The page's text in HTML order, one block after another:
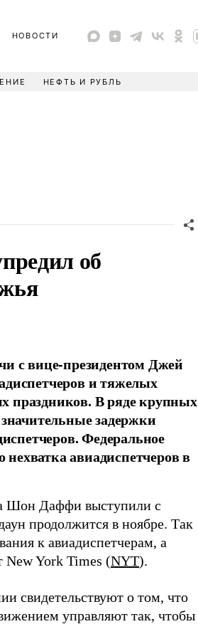
НОВОСТИ
НЕФТЬ И РУБЛЬ
об
с вице-президентом Джей
и тяжелых
праздников. В ряде крупных
задержки
Федеральное
авиадиспетчеров в
Шон Даффи выступили с
продолжится в ноябре. Так
к авиадиспетчерам, а
New York Times (NYT).
свидетельствуют о том, что
управляют так, чтобы